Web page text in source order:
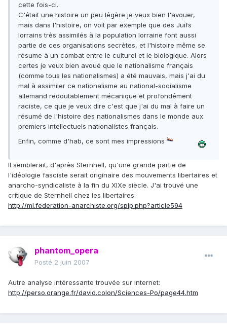
cette fois-ci.
C'était une histoire un peu légère je veux bien l'avouer,
mais dans l'histoire, on voit par exemple que des Juifs
lorrains très assimilés à la population lorraine font aussi
partie de ces organisations secrètes, et l'histoire même se
résume à un combat entre le culturel et le biologique. Alors
certes je veux bien avoué que le nationalisme français
(comme tous les nationalismes) a été mauvais, mais j'ai du
mal à assimiler ce nationalisme au national-socialisme
allemand redoutablement mécanique et profondément
raciste, ce que je veux dire c'est que j'ai du mal à faire un
résumé de l'histoire des nationalismes dans le monde aux
premiers intellectuels nationalistes français.
Enfin, comme d'hab, ce sont mes impressions
Il semblerait, d'après Sternhell, qu'une grande partie de
l'idéologie fasciste serait originaire des mouvements libertaires et
anarcho-syndicaliste à la fin du XIXe siècle. J'ai trouvé une
critique de Sternhell chez les libertaires:
http://ml.federation-anarchiste.org/spip.php?article594
phantom_opera
Posté 2 juin 2007
Autre analyse intéressante trouvée sur internet:
http://perso.orange.fr/david.colon/Sciences-Po/page44.htm